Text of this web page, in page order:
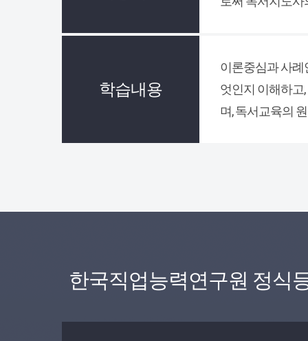
학습내용
이론중심과 사례
엇인지 이해하고
며, 독서교육의
한국직업능력연구원 정식